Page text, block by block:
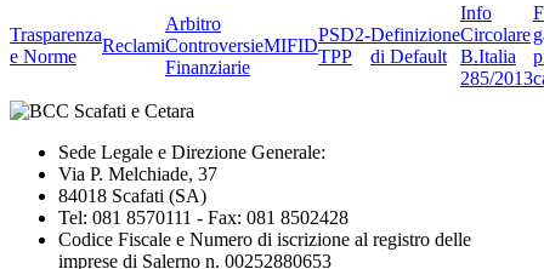
Trasparenza
e Norme
Reclami
Arbitro
Controversie
Finanziarie
MIFID
PSD2-
TPP
Definizione
di Default
Info
Circolare
B.Italia
285/2013
Sede Legale e Direzione Generale:
Via P. Melchiade, 37
84018 Scafati (SA)
Tel: 081 8570111 - Fax: 081 8502428
Codice Fiscale e Numero di iscrizione al registro delle
imprese di Salerno n. 00252880653